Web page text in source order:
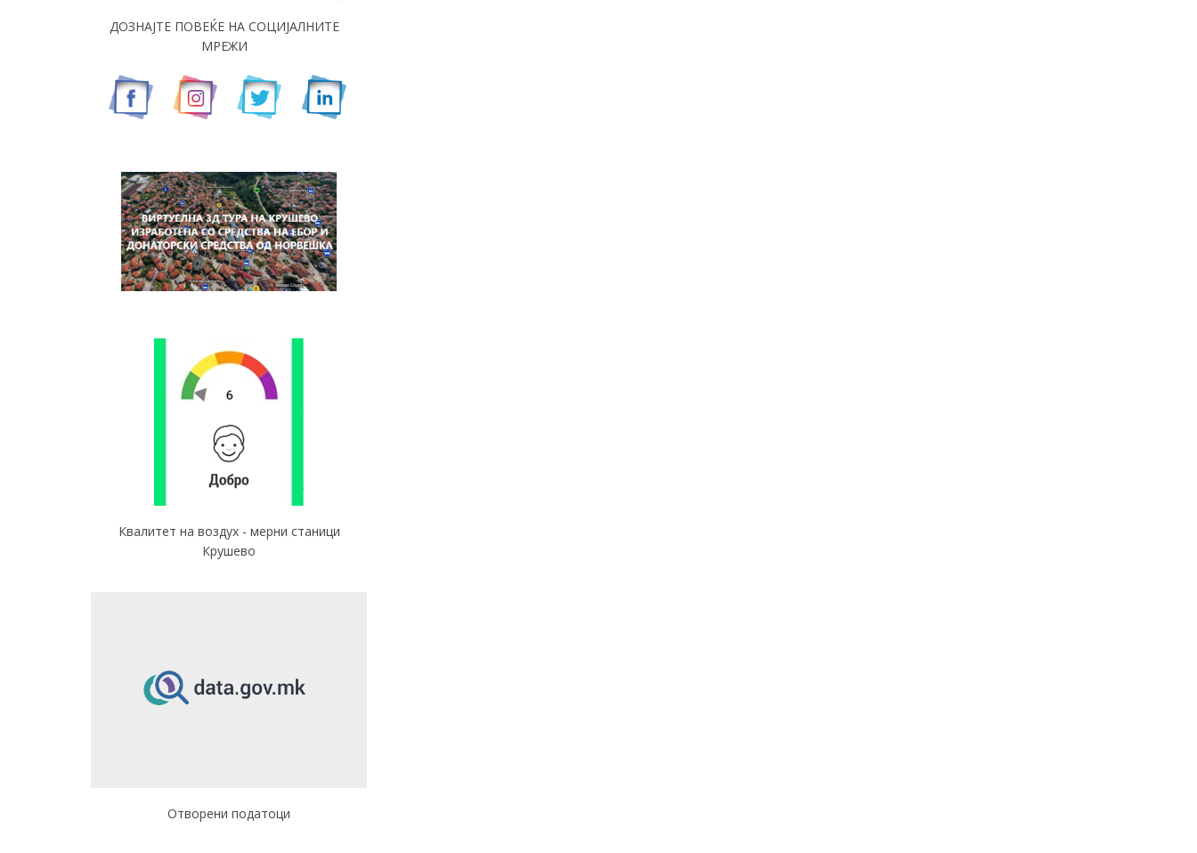
ДОЗНАЈТЕ ПОВЕЌЕ НА СОЦИЈАЛНИТЕ
МРЕЖИ
Квалитет на воздух - мерни станици
Крушево
Отворени податоци